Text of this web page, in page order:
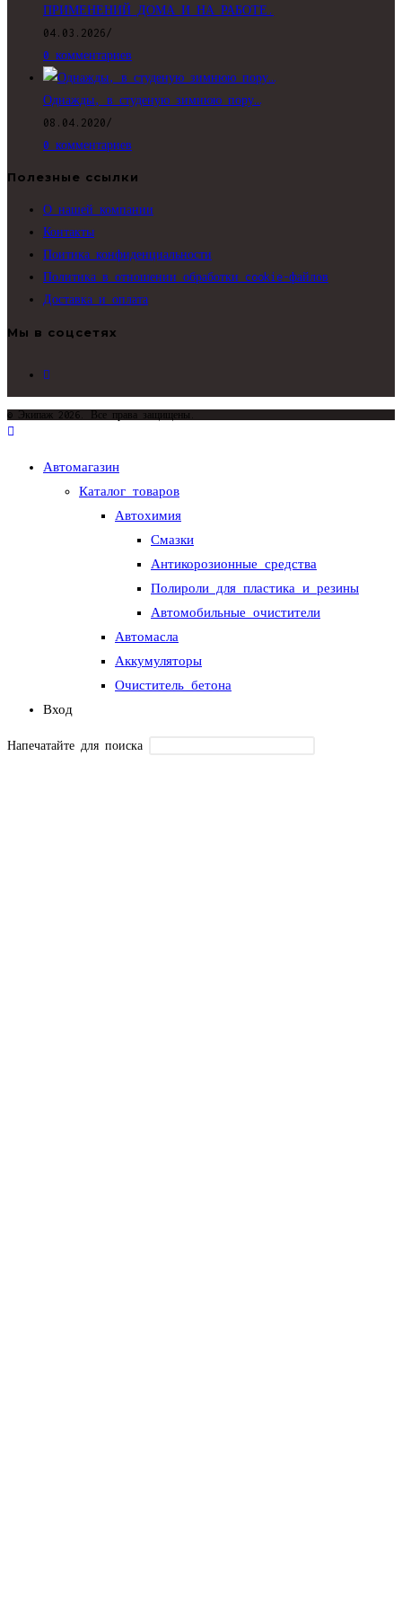
ПРИМЕНЕНИЙ ДОМА И НА РАБОТЕ.
04.03.2026 /
0 комментариев
Однажды, в студеную зимнюю пору…
08.04.2020 /
0 комментариев
Полезные ссылки
О нашей компании
Контакты
Поитика конфиденциальности
Политика в отношении обработки cookie-файлов
Доставка и оплата
Мы в соцсетях
новой
© Экипаж 2026. Все права защищены.
Автомагазин
Каталог товаров
Автохимия
Смазки
Антикорозионные средства
Полироли для пластика и резины
Автомобильные очистители
Автомасла
Аккумуляторы
Очиститель бетона
Вход
Напечатайте для поиска